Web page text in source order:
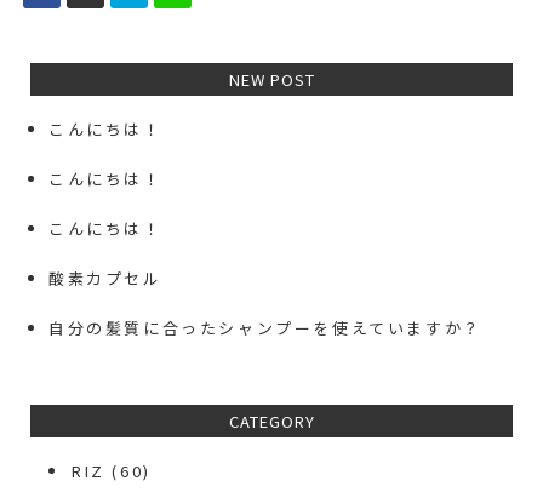
NEW POST
こんにちは！
こんにちは！
こんにちは！
酸素カプセル
自分の髪質に合ったシャンプーを使えていますか？
CATEGORY
RIZ (60)